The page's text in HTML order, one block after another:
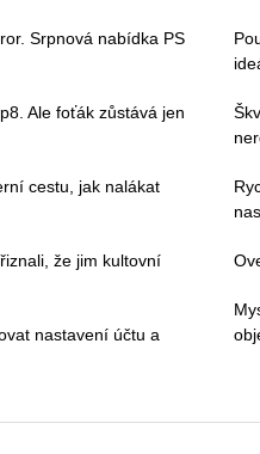
Srpnová nabídka PS
Ale foťák zůstává jen
cestu, jak nalákat
že jim kultovní
nastavení účtu a